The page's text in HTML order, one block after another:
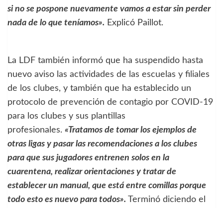
si no se pospone nuevamente vamos a estar sin perder
nada de lo que teníamos». Explicó Paillot.
La LDF también informó que ha suspendido hasta
nuevo aviso las actividades de las escuelas y filiales
de los clubes, y también que ha establecido un
protocolo de prevención de contagio por COVID-19
para los clubes y sus plantillas
profesionales. «Tratamos de tomar los ejemplos de
otras ligas y pasar las recomendaciones a los clubes
para que sus jugadores entrenen solos en la
cuarentena, realizar orientaciones y tratar de
establecer un manual, que está entre comillas porque
todo esto es nuevo para todos». Terminó diciendo el